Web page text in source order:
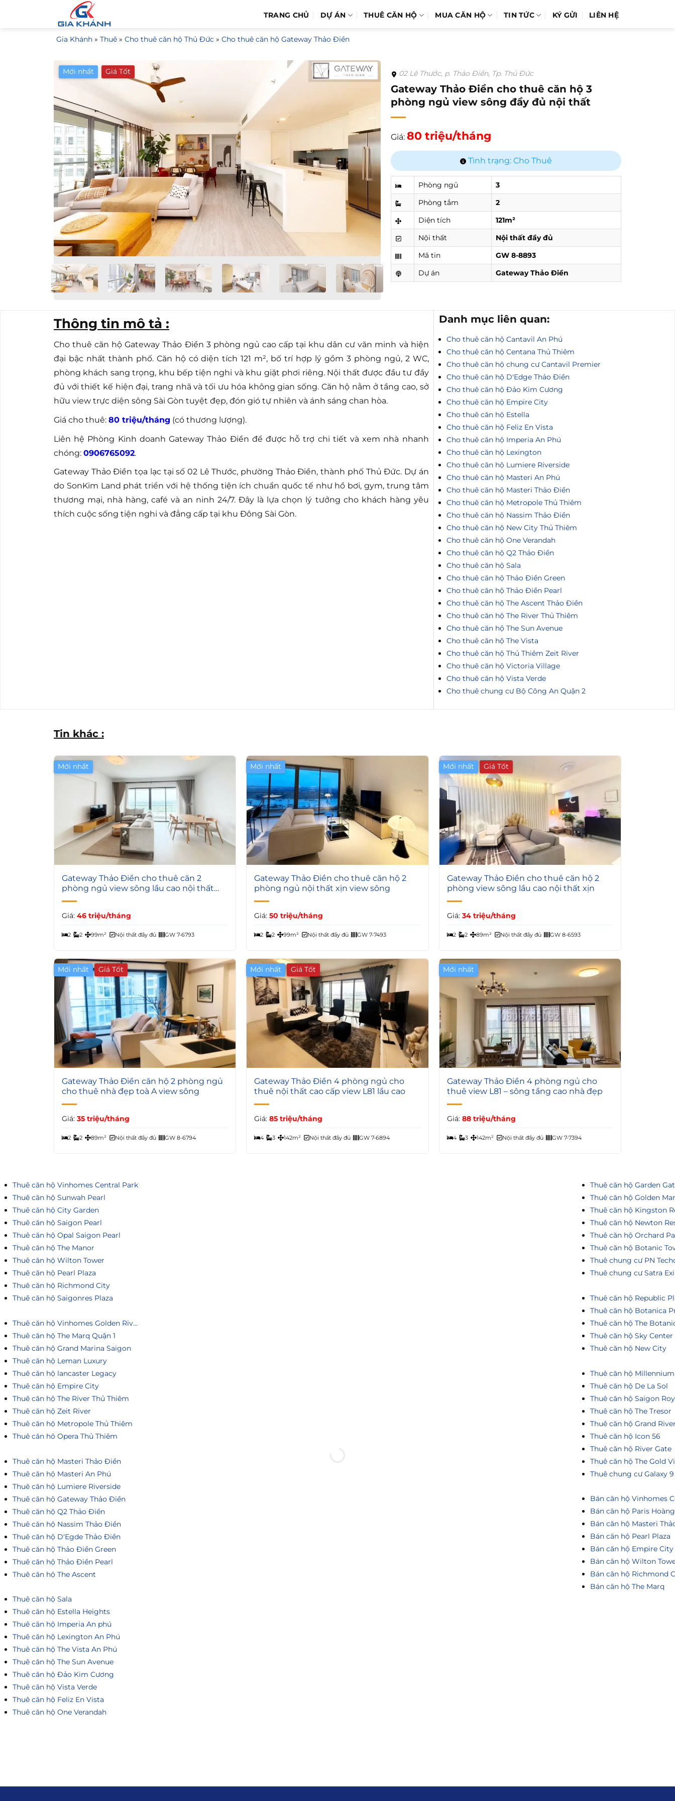
TRANG CHỦ DỰ ÁN THUÊ CĂN HỘ MUA CĂN HỘ TIN TỨC KÝ GỬI LIÊN HỆ
Gia Khánh » Thuê » Cho thuê căn hộ Thủ Đức » Cho thuê căn hộ Gateway Thảo Điền
Mới nhất 02 Lê Thước, p. Thảo Điền, Tp. Thủ Đức
Gateway Thảo Điền cho thuê căn hộ 3
phòng ngủ view sông đầy đủ nội thất
Giá: 80 triệu/tháng
Tình trạng: Cho Thuê
Phòng ngủ
3
Phòng tắm
2
Diện tích
121m²
Nội thất
Nội thất đầy đủ
Mã tin
GW 8-8893
Dự án
Gateway Thảo Điền
Thông tin mô tả :
Cho thuê căn hộ Gateway Thảo Điền 3 phòng ngủ cao cấp tại khu dân cư văn minh và hiện
đại bậc nhất thành phố. Căn hộ có diện tích 121 m², bố trí hợp lý gồm 3 phòng ngủ, 2 WC,
phòng khách sang trọng, khu bếp tiện nghi và khu giặt phơi riêng. Nội thất được đầu tư đầy
đủ với thiết kế hiện đại, trang nhã và tối ưu hóa không gian sống. Căn hộ nằm ở tầng cao, sở
hữu view trực diện sông Sài Gòn tuyệt đẹp, đón gió tự nhiên và ánh sáng chan hòa.
Giá cho thuê: 80 triệu/tháng (có thương lượng).
Liên hệ Phòng Kinh doanh Gateway Thảo Điền để được hỗ trợ chi tiết và xem nhà nhanh
chóng: 0906765092.
Gateway Thảo Điền tọa lạc tại số 02 Lê Thước, phường Thảo Điền, thành phố Thủ Đức. Dự án
do SonKim Land phát triển với hệ thống tiện ích chuẩn quốc tế như hồ bơi, gym, trung tâm
thương mại, nhà hàng, café và an ninh 24/7. Đây là lựa chọn lý tưởng cho khách hàng yêu
thích cuộc sống tiện nghi và đẳng cấp tại khu Đông Sài Gòn.
Danh mục liên quan:
Cho thuê căn hộ Cantavil An Phú
Cho thuê căn hộ Centana Thủ Thiêm
Cho thuê căn hộ chung cư Cantavil Premier
Cho thuê căn hộ D'Edge Thảo Điền
Cho thuê căn hộ Đảo Kim Cương
Cho thuê căn hộ Empire City
Cho thuê căn hộ Estella
Cho thuê căn hộ Feliz En Vista
Cho thuê căn hộ Imperia An Phú
Cho thuê căn hộ Lexington
Cho thuê căn hộ Lumiere Riverside
Cho thuê căn hộ Masteri An Phú
Cho thuê căn hộ Masteri Thảo Điền
Cho thuê căn hộ Metropole Thủ Thiêm
Cho thuê căn hộ Nassim Thảo Điền
Cho thuê căn hộ New City Thủ Thiêm
Cho thuê căn hộ One Verandah
Cho thuê căn hộ Q2 Thảo Điền
Cho thuê căn hộ Sala
Cho thuê căn hộ Thảo Điền Green
Cho thuê căn hộ Thảo Điền Pearl
Cho thuê căn hộ The Ascent Thảo Điền
Cho thuê căn hộ The River Thủ Thiêm
Cho thuê căn hộ The Sun Avenue
Cho thuê căn hộ The Vista
Cho thuê căn hộ Thủ Thiêm Zeit River
Cho thuê căn hộ Victoria Village
Cho thuê căn hộ Vista Verde
Cho thuê chung cư Bộ Công An Quận 2
Tin khác :
Mới nhất
4
Gateway Thảo Điền cho thuê căn 2
phòng ngủ view sông lầu cao nội thất
đẹp
Giá: 46 triệu/tháng
2 2 99m² Nội thất đầy đủ GW 7-6793
Mới nhất
4
Gateway Thảo Điền cho thuê căn hộ 2
phòng ngủ nội thất xịn view sông
Giá:50 triệu/tháng
2 2 99m² Nội thất đầy đủ GW 7-7493
Mới nhất
4
Gateway Thảo Điền cho thuê căn hộ 2
phòng view sông lầu cao nội thất xịn
Giá: 34 triệu/tháng
2 2 89m² Nội thất đầy đủ GW 8-6593
Mới nhất
5
Gateway Thảo Điền căn hộ 2 phòng ngủ
cho thuê nhà đẹp toà A view sông
Giá: 35 triệu/tháng
2 2 89m² Nội thất đầy đủ GW 8-6794
Mới nhất
7
Gateway Thảo Điền 4 phòng ngủ cho
thuê nội thất cao cấp view L81 lầu cao
Giá:85 triệu/tháng
4 3 142m² Nội thất đầy đủ GW 7-6894
Mới nhất
6
Gateway Thảo Điền 4 phòng ngủ cho
thuê view L81 – sông tầng cao nhà đẹp
Giá: 88 triệu/tháng
4 3 142m² Nội thất đầy đủ GW 7-7394
Thuê căn hộ Vinhomes Central Park
Thuê căn hộ Sunwah Pearl
Thuê căn hộ City Garden
Thuê căn hộ Saigon Pearl
Thuê căn hộ Opal Saigon Pearl
Thuê căn hộ The Manor
Thuê căn hộ Wilton Tower
Thuê căn hộ Pearl Plaza
Thuê căn hộ Richmond City
Thuê căn hộ Saigonres Plaza
Thuê căn hộ Vinhomes Golden River
Thuê căn hộ The Marq Quận 1
Thuê căn hộ Grand Marina Saigon
Thuê căn hộ Leman Luxury
Thuê căn hộ lancaster Legacy
Thuê căn hộ Empire City
Thuê căn hộ The River Thủ Thiêm
Thuê căn hộ Zeit River
Thuê căn hộ Metropole Thủ Thiêm
Thuê căn hô Opera Thủ Thiêm
Thuê căn hộ Masteri Thảo Điền
Thuê căn hộ Masteri An Phú
Thuê căn hộ Lumiere Riverside
Thuê căn hộ Gateway Thảo Điền
Thuê căn hộ Q2 Thảo Điền
Thuê căn hộ Nassim Thảo Điền
Thuê căn hộ D'Egde Thảo Điền
Thuê căn hộ Thảo Điền Green
Thuê căn hộ Thảo Điền Pearl
Thuê căn hộ The Ascent
Thuê căn hộ Sala
Thuê căn hộ Estella Heights
Thuê căn hộ Imperia An phú
Thuê căn hộ Lexington An Phú
Thuê căn hộ The Vista An Phú
Thuê căn hộ The Sun Avenue
Thuê căn hộ Đảo Kim Cương
Thuê căn hộ Vista Verde
Thuê căn hộ Feliz En Vista
Thuê căn hộ One Verandah
Thuê căn hộ Garden
Thuê căn hộ Golden
Thuê căn hộ Kingston
Thuê căn hộ Newton
Thuê căn hộ Orchard
Thuê căn hộ Botanic
Thuê chung cư PN
Thuê chung cư Satra
Thuê căn hộ Republic
Thuê căn hộ Botanica
Thuê căn hộ The
Thuê căn hộ Sky Center
Thuê căn hộ New City
Thuê căn hộ Millennium
Thuê căn hộ De La Sol
Thuê căn hộ Saigon
Thuê căn hộ The Tresor
Thuê căn hộ Grand
Thuê căn hộ Icon 56
Thuê căn hộ River Gate
Thuê căn hộ The Gold
Thuê chung cư Galaxy 9
Bán căn hộ Vinhomes
Bán căn hộ Paris
Bán căn hộ Masteri
Bán căn hộ Pearl Plaza
Bán căn hộ Empire City
Bán căn hộ Wilton
Bán căn hộ Richmond
Bán căn hộ The Marq